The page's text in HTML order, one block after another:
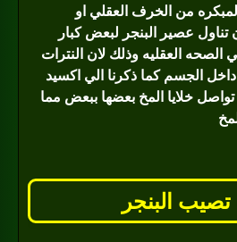
من الخرف العقلي او
تناول عصير البنجر لبعض كبار
العقليه وذلك لان النترات
داخل الجسم كما ذكرنا الي اكسيد
خلايا المخ بعضها ببعض مما
البنجر